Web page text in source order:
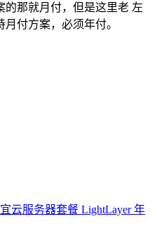
那就月付，但是这里老 左
付方案，必须年付。
云服务器套餐 LightLayer 年